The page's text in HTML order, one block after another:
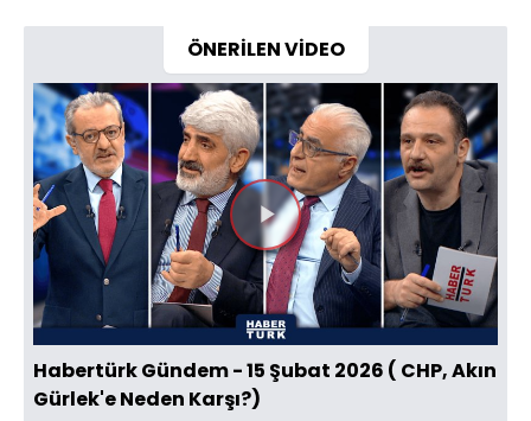
ÖNERİLEN VİDEO
Videoyu
Oynat
Habertürk Gündem - 15 Şubat 2026 ( CHP, Akın
Gürlek'e Neden Karşı?)